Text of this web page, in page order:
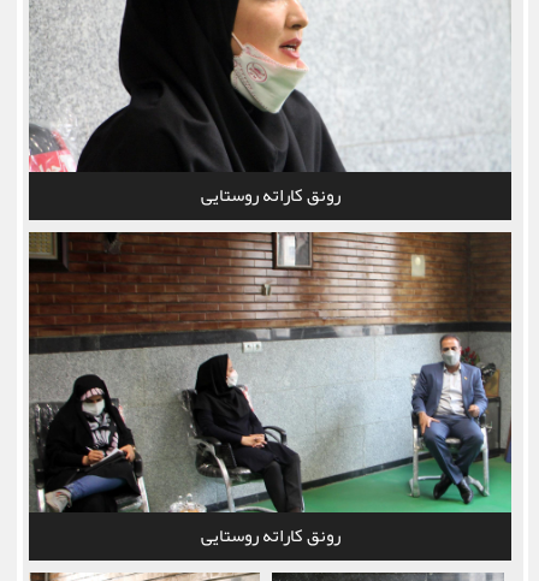
رونق کاراته روستایی
رونق کاراته روستایی